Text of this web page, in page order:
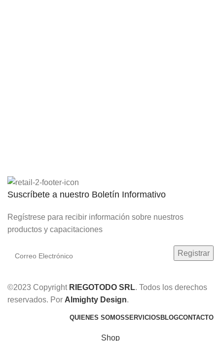
Suscríbete a nuestro Boletín Informativo
Regístrese para recibir información sobre nuestros
productos y capacitaciones
©2023 Copyright RIEGOTODO SRL. Todos los derechos
reservados. Por Almighty Design.
QUIENES SOMOSSERVICIOS BLOGCONTACTO
Shop